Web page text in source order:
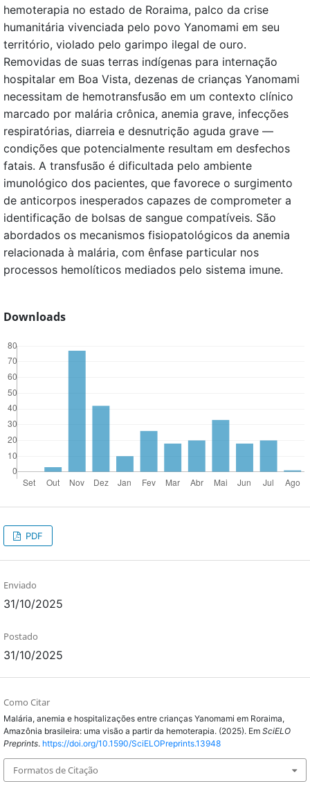
hemoterapia no estado de Roraima, palco da crise
humanitária vivenciada pelo povo Yanomami em seu
território, violado pelo garimpo ilegal de ouro.
Removidas de suas terras indígenas para internação
hospitalar em Boa Vista, dezenas de crianças Yanomami
necessitam de hemotransfusão em um contexto clínico
marcado por malária crônica, anemia grave, infecções
respiratórias, diarreia e desnutrição aguda grave —
condições que potencialmente resultam em desfechos
fatais. A transfusão é dificultada pelo ambiente
imunológico dos pacientes, que favorece o surgimento
de anticorpos inesperados capazes de comprometer a
identificação de bolsas de sangue compatíveis. São
abordados os mecanismos fisiopatológicos da anemia
relacionada à malária, com ênfase particular nos
processos hemolíticos mediados pelo sistema imune.
Downloads
PDF
Enviado
31/10/2025
Postado
31/10/2025
Como Citar
Malária, anemia e hospitalizações entre crianças Yanomami em Roraima,
Amazônia brasileira: uma visão a partir da hemoterapia. (2025). Em SciELO
Preprints. https://doi.org/10.1590/SciELOPreprints.13948
Formatos de Citação